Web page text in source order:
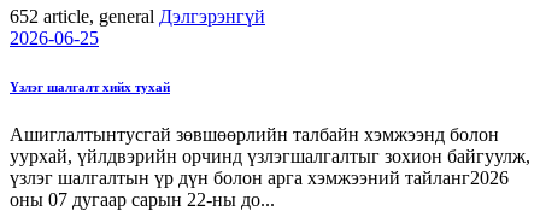
652 article, general Дэлгэрэнгүй
2026-06-25
Үзлэг шалгалт хийх тухай
Ашиглалтынтусгай зөвшөөрлийн талбайн хэмжээнд болон
уурхай, үйлдвэрийн орчинд үзлэгшалгалтыг зохион байгуулж,
үзлэг шалгалтын үр дүн болон арга хэмжээний тайланг2026
оны 07 дугаар сарын 22-ны до...